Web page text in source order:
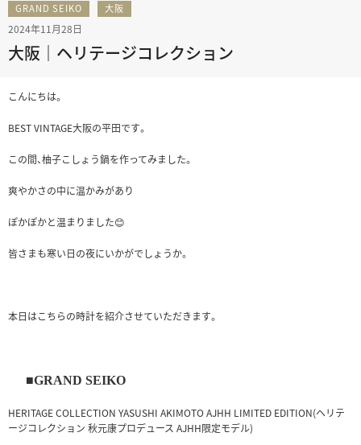
GRAND SEIKO 大阪
2024年11月28日
大阪｜ヘリテージコレクション
こんにちは。
BEST VINTAGE大阪の平田です。
この間、柚子こしょう鍋を作ってみました。
爽やかさの中に温かみがあり
ぽかぽかと温まりました😊
皆さまも寒い日の夜にいかがでしょうか。
本日はこちらの時計を紹介させていただきます。
■GRAND SEIKO
HERITAGE COLLECTION YASUSHI AKIMOTO AJHH LIMITED EDITION(ヘリテ
ージコレクション 秋元康プロデュース AJHH限定モデル)